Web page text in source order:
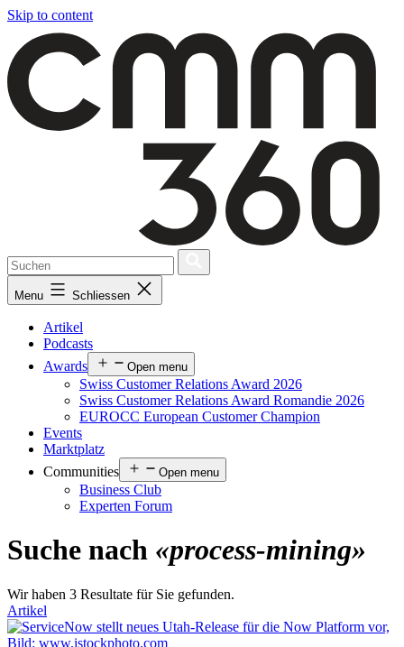
Skip to content
Menu Schliessen
Artikel
Podcasts
Awards
Open menu
Swiss Customer Relations Award 2026
Swiss Customer Relations Award Romandie 2026
EUROCC European Customer Champion
Events
Marktplatz
Communities
Open menu
Business Club
Experten Forum
Suche nach «process-mining»
Wir haben 3 Resultate für Sie gefunden.
Artikel